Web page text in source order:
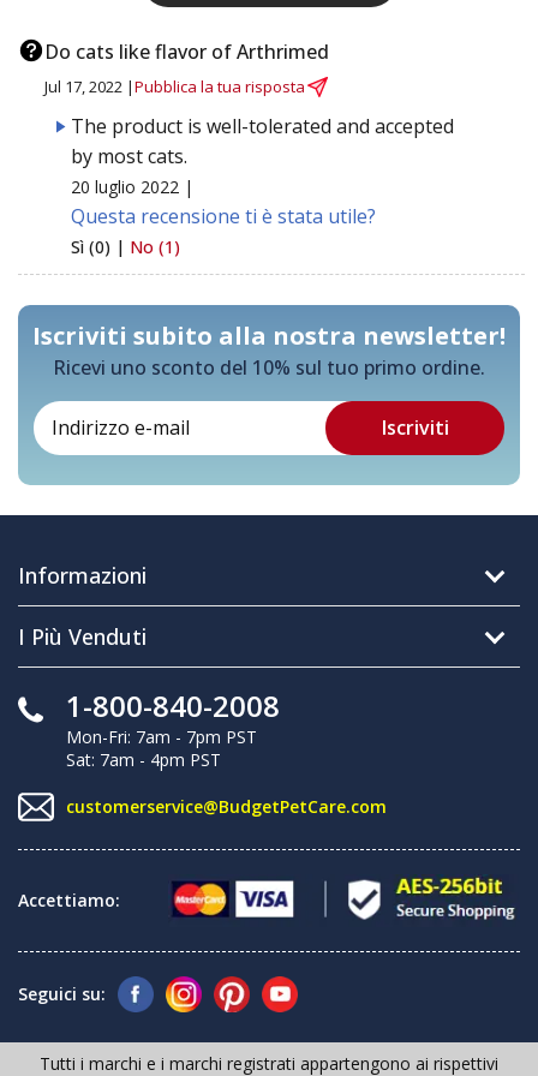
Do cats like flavor of Arthrimed
Jul 17, 2022 |Pubblica la tua risposta
The product is well-tolerated and accepted
by most cats.
20 luglio 2022 |
Questa recensione ti è stata utile?
Sì (0) | No (1)
Iscriviti subito alla nostra newsletter!
Ricevi uno sconto del 10% sul tuo primo ordine.
Informazioni
I Più Venduti
1-800-840-2008
Mon-Fri: 7am - 7pm PST
Sat: 7am - 4pm PST
customerservice@BudgetPetCare.com
Accettiamo:
Seguici su:
Tutti i marchi e i marchi registrati appartengono ai rispettivi